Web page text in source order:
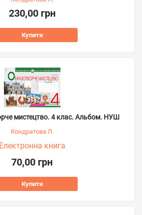
230,00 грн
Купити
мистецтво. 4 клас. Альбом. НУШ
Кондратова Л.
Електронна книга
70,00 грн
Купити